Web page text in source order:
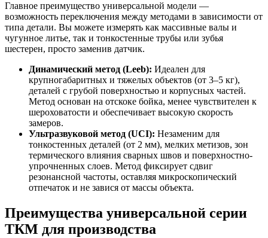
Главное преимущество универсальной модели —
возможность переключения между методами в зависимости от
типа детали. Вы можете измерять как массивные валы и
чугунное литье, так и тонкостенные трубы или зубья
шестерен, просто заменив датчик.
Динамический метод (Leeb): Идеален для
крупногабаритных и тяжелых объектов (от 3–5 кг),
деталей с грубой поверхностью и корпусных частей.
Метод основан на отскоке бойка, менее чувствителен к
шероховатости и обеспечивает высокую скорость
замеров.
Ультразвуковой метод (UCI): Незаменим для
тонкостенных деталей (от 2 мм), мелких метизов, зон
термического влияния сварных швов и поверхностно-
упрочненных слоев. Метод фиксирует сдвиг
резонансной частоты, оставляя микроскопический
отпечаток и не завися от массы объекта.
Преимущества универсальной серии
ТКМ для производства